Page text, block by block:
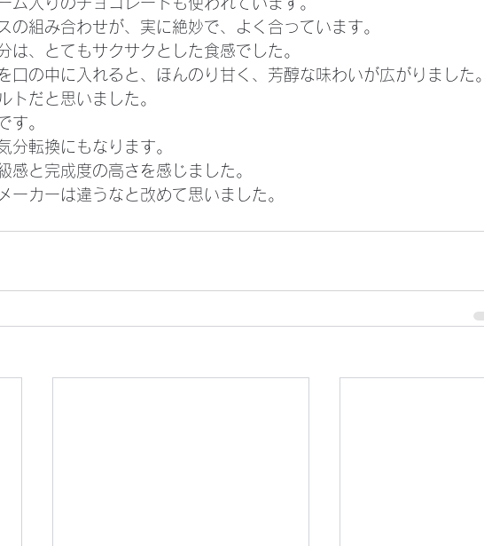
の組み合わせが、実に絶妙で、よく合っています。
は、とてもサクサクとした食感でした。
口の中に入れると、ほんのり甘く、芳醇な味わいが広がりました。
トだと思いました。
す。
分転換にもなります。
感と完成度の高さを感じました。
ーカーは違うなと改めて思いました。